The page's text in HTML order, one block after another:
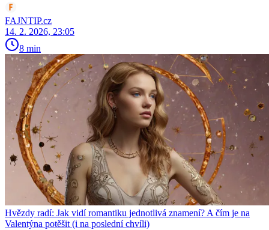
FAJNTIP.cz
14. 2. 2026, 23:05
8 min
Hvězdy radí: Jak vidí romantiku jednotlivá znamení? A čím je na
Valentýna potěšit (i na poslední chvíli)